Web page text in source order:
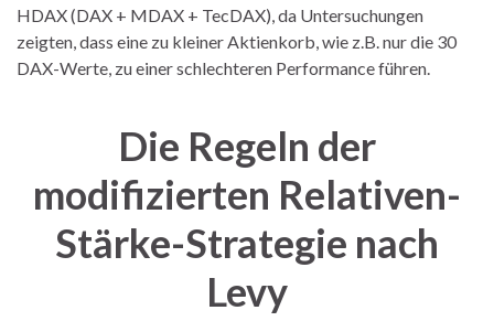
HDAX (DAX + MDAX + TecDAX), da Untersuchungen
zeigten, dass eine zu kleiner Aktienkorb, wie z.B. nur die 30
DAX-Werte, zu einer schlechteren Performance führen.
Die Regeln der
modifizierten Relativen-
Stärke-Strategie nach
Levy